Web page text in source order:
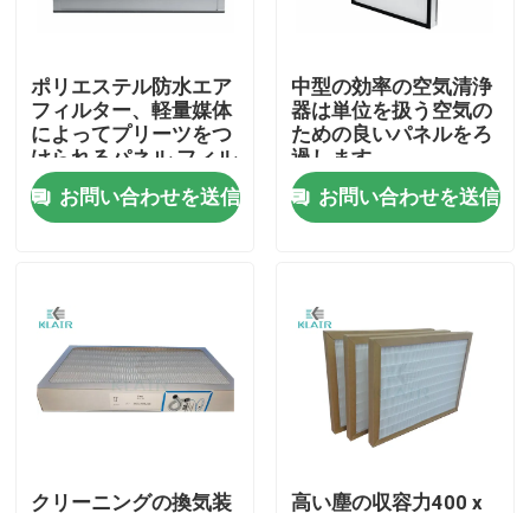
品質管理
私達に連絡しなさい
袋のエア フィルター
ヘパ のエア フィルター
ポリエステル防水エア
フィルター、軽量媒体
によってプリーツをつ
けられるパネル フィル
ター
お問い合わせを送信
中型の効率の空気清浄
器は単位を扱う空気の
ための良いパネルをろ
過します
お問い合わせを送信
クリーニングの換気装 高い塵の収容力400 x